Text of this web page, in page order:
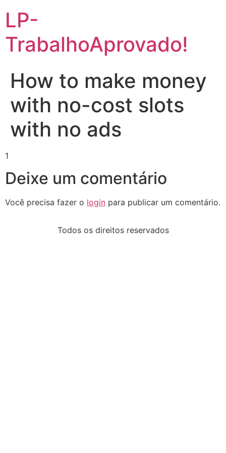
conteúdo
LP-
TrabalhoAprovado!
How to make money
with no-cost slots
with no ads
1
Deixe um comentário
Você precisa fazer o login para publicar um comentário.
Todos os direitos reservados